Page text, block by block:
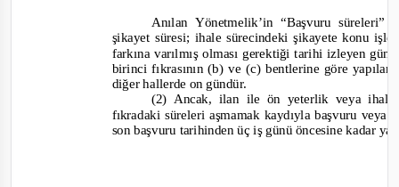
Anılan Yönetmelik’in “Başvuru süreleri”
şikayet süresi; ihale sürecindeki şikayete konu
farkına varılmış olması gerektiği tarihi izleyen
birinci fıkrasının (b) ve (c) bentlerine göre
diğer hallerde on gündür.
(2) Ancak, ilan ile ön yeterlik veya
fıkradaki süreleri aşmamak kaydıyla başvuru
son başvuru tarihinden üç iş günü öncesine kadar